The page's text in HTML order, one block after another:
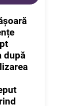
după